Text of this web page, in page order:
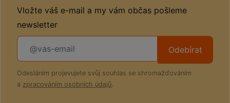
Vložte váš e-mail a my vám občas pošleme
newsletter
Odebírat
Odesláním projevujete svůj souhlas se shromažďováním
a zpracováním osobních údajů.